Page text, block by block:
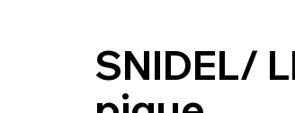
SNIDEL/